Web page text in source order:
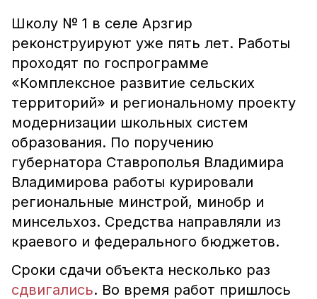
Школу № 1 в селе Арзгир
реконструируют уже пять лет. Работы
проходят по госпрограмме
«Комплексное развитие сельских
территорий» и региональному проекту
модернизации школьных систем
образования. По поручению
губернатора Ставрополья Владимира
Владимирова работы курировали
региональные минстрой, минобр и
минсельхоз. Средства направляли из
краевого и федерального бюджетов.
Сроки сдачи объекта несколько раз
сдвигались. Во время работ пришлось